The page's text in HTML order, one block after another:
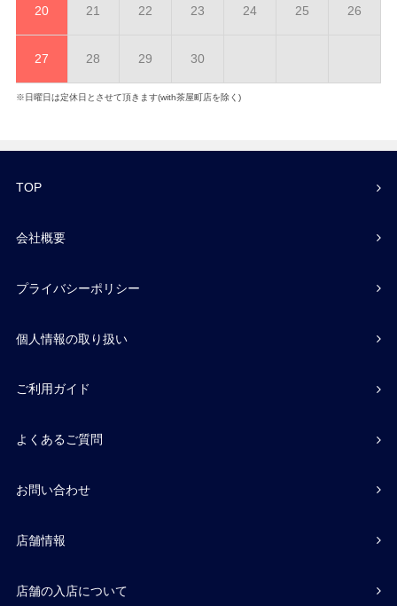
20 21 22 23 24 25 26
27 28 29 30
※日曜日は定休日とさせて頂きます(with茶屋町店を除く)
TOP
会社概要
プライバシーポリシー
個人情報の取り扱い
ご利用ガイド
よくあるご質問
お問い合わせ
店舗情報
店舗の入店について